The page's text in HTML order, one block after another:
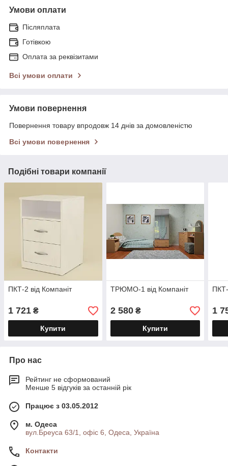
Умови оплати
Післяплата
Готівкою
Оплата за реквізитами
Всі умови оплати
Умови повернення
Повернення товару впродовж 14 днів за домовленістю
Всі умови повернення
Подібні товари компанії
ПКТ-2 від Компаніт
1 721 ₴
Купити
ТРЮМО-1 від Компаніт
2 580₴
Купити
ПКТ-
1
Про нас
Рейтинг не сформований
Менше 5 відгуків за останній рік
Працює з 03.05.2012
м. Одеса
вул.Бреуса 63/1, офіс 6, Одеса, Україна
Контакти